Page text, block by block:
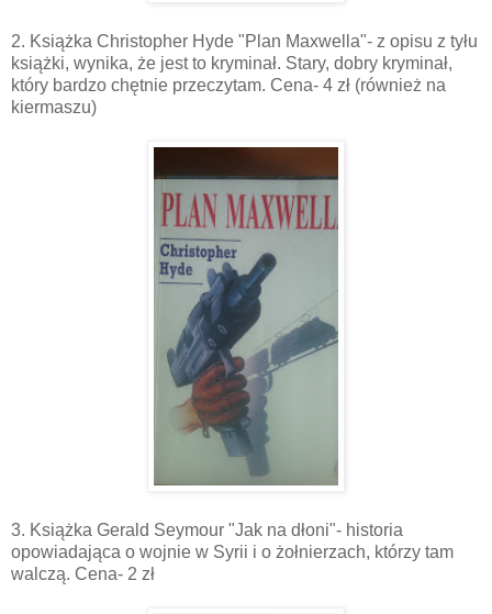
2. Książka Christopher Hyde "Plan Maxwella"- z opisu z tyłu
książki, wynika, że jest to kryminał. Stary, dobry kryminał,
który bardzo chętnie przeczytam. Cena- 4 zł (również na
kiermaszu)
3. Książka Gerald Seymour "Jak na dłoni"- historia
opowiadająca o wojnie w Syrii i o żołnierzach, którzy tam
walczą. Cena- 2 zł